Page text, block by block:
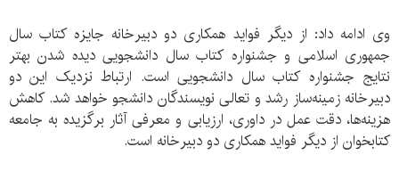
وی ادامه داد: از دیگر فواید همکاری دو دبیرخانه جایزه کتاب سال
جمهوری اسلامی و جشنواره کتاب سال دانشجویی دیده شدن بهتر
نتایج جشنواره کتاب سال دانشجویی است. ارتباط نزدیک این دو
دبیرخانه زمینه‌ساز رشد و تعالی نویسندگان دانشجو خواهد شد. کاهش
هزینه‌ها، دقت عمل در داوری، ارزیابی و معرفی آثار برگزیده به جامعه
کتابخوان از دیگر فواید همکاری دو دبیرخانه است.